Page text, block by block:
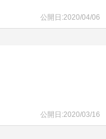
公開日:2020/04/06
公開日:2020/03/16